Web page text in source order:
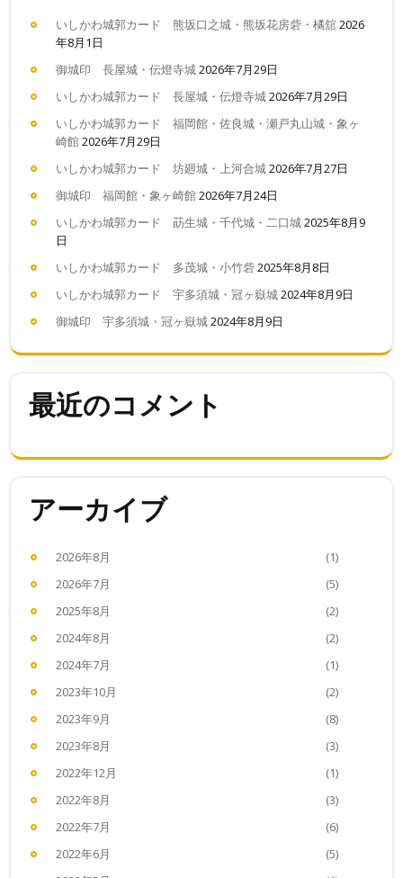
いしかわ城郭カード 熊坂口之城・熊坂花房砦・橘舘2026
年8月1日
御城印 長屋城・伝燈寺城2026年7月29日
いしかわ城郭カード 長屋城・伝燈寺城2026年7月29日
いしかわ城郭カード 福岡館・佐良城・瀬戸丸山城・象ヶ
崎館2026年7月29日
いしかわ城郭カード 坊廻城・上河合城2026年7月27日
御城印 福岡館・象ヶ崎館2026年7月24日
いしかわ城郭カード 莇生城・千代城・二口城2025年8月9
日
いしかわ城郭カード 多茂城・小竹砦2025年8月8日
いしかわ城郭カード 宇多須城・冠ヶ嶽城2024年8月9日
御城印 宇多須城・冠ヶ嶽城2024年8月9日
最近のコメント
アーカイブ
2026年8月
(1)
2026年7月
(5)
2025年8月
(2)
2024年8月
(2)
2024年7月
(1)
2023年10月
(2)
2023年9月
(8)
2023年8月
(3)
2022年12月
(1)
2022年8月
(3)
2022年7月
(6)
2022年6月
(5)